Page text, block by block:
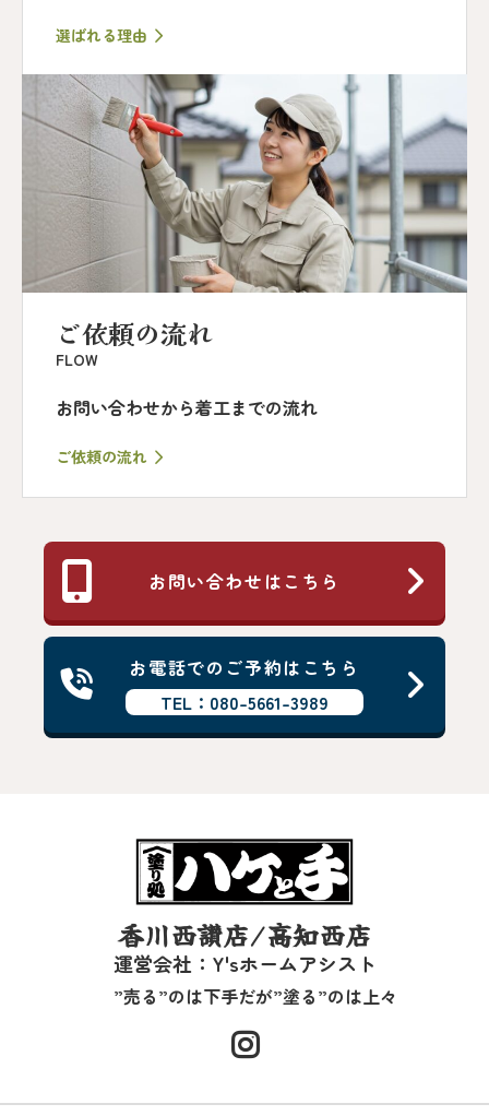
選ばれる理由
ご依頼の流れ
FLOW
お問い合わせから着工までの流れ
ご依頼の流れ
お問い合わせはこちら
お電話でのご予約はこちら
TEL：080-5661-3989
香川西讃店/高知西店
運営会社：Y'sホームアシスト
”売る”のは下手だが”塗る”のは上々